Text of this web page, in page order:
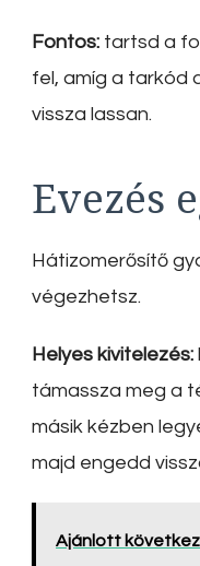
Fontos: tartsd a
fel, amíg a tarkód
vissza lassan.
Evezés
Hátizomerősítő
végezhetsz.
Helyes kivitelezés:
támassza meg a
másik kézben
majd engedd
Ajánlott